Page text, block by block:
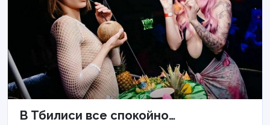
В Тбилиси все спокойно…